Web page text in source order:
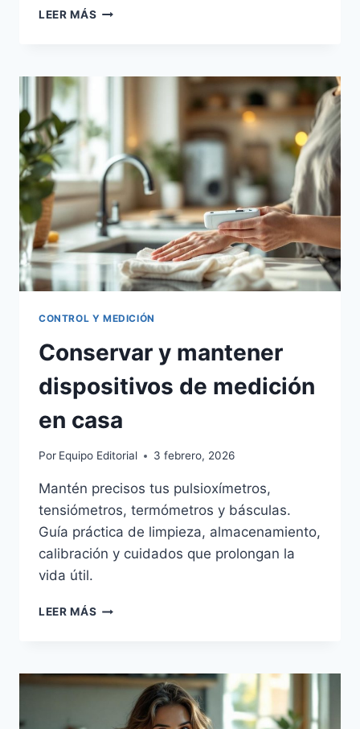
LEER MÁS ERRORES
EQUIPO
ONLINE
CONTROL Y MEDICIÓN
Conservar y mantener
dispositivos de medición
en casa
Por Equipo Editorial 3 febrero, 2026
Mantén precisos tus pulsioxímetros,
tensiómetros, termómetros y básculas.
Guía práctica de limpieza, almacenamiento,
calibración y cuidados que prolongan la
vida útil.
LEER MÁS CONSERVAR
DE
MEDICIÓN
CASA